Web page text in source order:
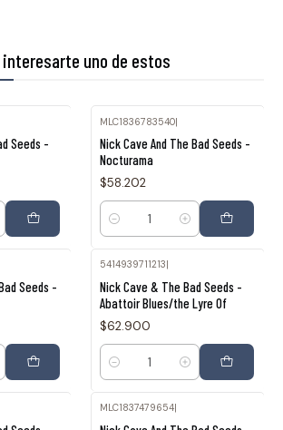
interesarte uno de estos
Seeds -
MLC1836783540|
Nick Cave And The Bad Seeds -
Nocturama
$58.202
Cantidad
Seeds -
5414939711213
Nick Cave & The Bad Seeds -
Abattoir Blues/the Lyre Of
$62.900
Cantidad
MLC1837479654|